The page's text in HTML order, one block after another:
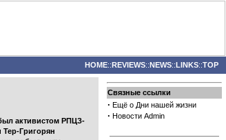
HOME::REVIEWS::NEWS::LINKS::TOP
активистом РПЦЗ-
Григорян
Связные ссылки
· Ещё о Дни нашей жизни
· Новости Admin